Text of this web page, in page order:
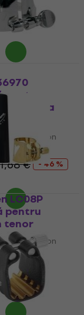
- 46 %
(Ca
saxofon
€
- 46 %
LC08P
pentru
tenor
saxofon